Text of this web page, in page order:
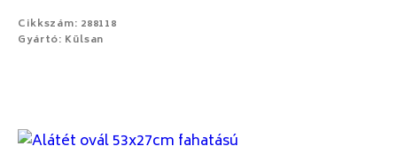
Cikkszám: 288118
Gyártó: Külsan